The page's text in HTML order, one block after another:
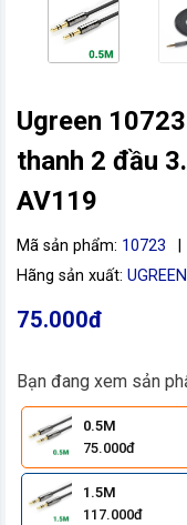
Ugreen
thanh 2 đầu
AV119
Mã sản phẩm: 10723
Hãng sản xuất: UGREEN
75.000đ
Bạn đang xem sản
0.5M
75.000đ
1.5M
117.000đ